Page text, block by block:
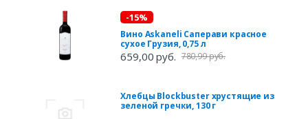
-15%
Вино Askaneli Саперави красное
сухое Грузия, 0,75 л
659,00 руб. 780,99 руб.
Хлебцы Blockbuster хрустящие из
зеленой гречки, 130 г